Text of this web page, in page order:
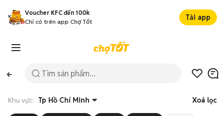
Voucher KFC đến 100k
Chỉ có trên app Chợ Tốt
Tải app
Khu vực: Tp Hồ Chí Minh Xoá lọc